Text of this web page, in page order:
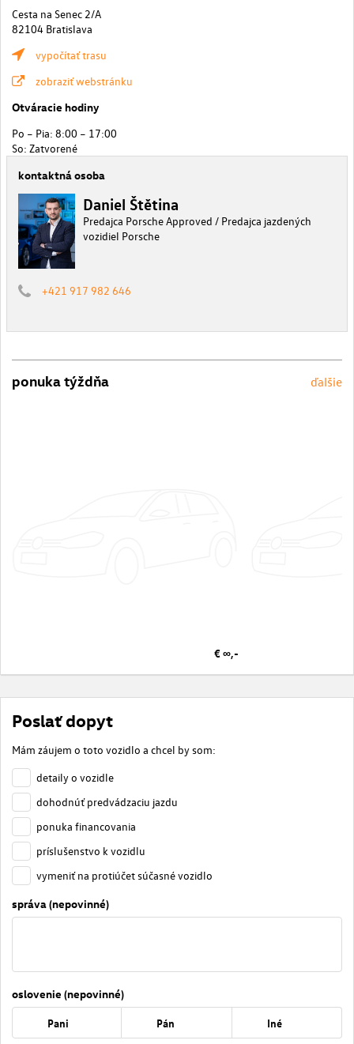
Cesta na Senec 2/A
82104 Bratislava
vypočítať trasu
zobraziť webstránku
Otváracie hodiny
Po – Pia: 8:00 – 17:00
So: Zatvorené
kontaktná osoba
Daniel Štětina
Predajca Porsche Approved / Predajca jazdených
vozidiel Porsche
+421 917 982 646
ponuka týždňa ďalšie
€ ∞,-
Poslať dopyt
Mám záujem o toto vozidlo a chcel by som:
detaily o vozidle
dohodnúť predvádzaciu jazdu
ponuka financovania
príslušenstvo k vozidlu
vymeniť na protiúčet súčasné vozidlo
správa (nepovinné)
oslovenie (nepovinné)
Pani Pán Iné